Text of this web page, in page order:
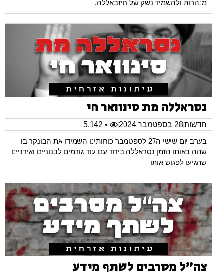
מנהרות ולהשמיד נשק של חיזבאללה.
נסראללה מת סינוואר חי
חדשות28 בספטמבר 2024
• 5,142
בערב יום שישי ה27 לספטמבר כוחותינו השמידו את הבונקר בו
שהה באותו הזמן נסראללה ביחד עם עוד גורמים לבנוניים ואירניים
שהגיעו לפגוש אותו
צה"ל מסרבים לשתף מידע